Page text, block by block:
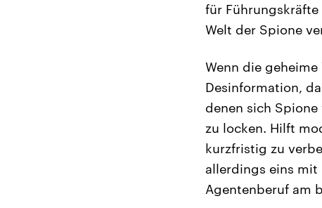
für
Welt der Spione
Wenn die
Desinformation,
denen sich
zu locken. Hilft
kurzfristig zu
allerdings eins mit
Agentenberuf am